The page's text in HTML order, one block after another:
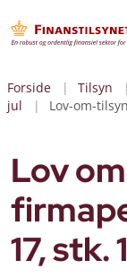
Forside Tilsyn
jul
Lov-om-
Lov
17, stk. 1